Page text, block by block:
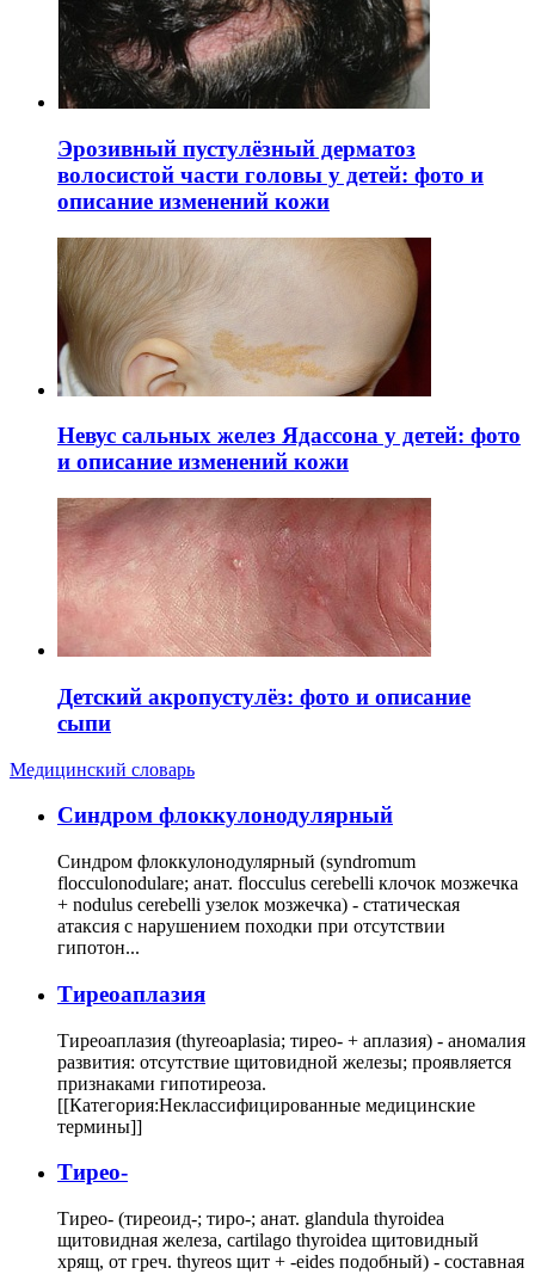
Эрозивный пустулёзный дерматоз
волосистой части головы у детей: фото и
описание изменений кожи
Невус сальных желез Ядассона у детей: фото
и описание изменений кожи
Детский акропустулёз: фото и описание
сыпи
Медицинский словарь
Cиндром флоккулонодулярный
Синдром флоккулонодулярный (syndromum
flocculonodulare; анат. flocculus cerebelli клочок мозжечка
+ nodulus cerebelli узелок мозжечка) - статическая
атаксия с нарушением походки при отсутствии
гипотон...
Тиреоаплазия
Тиреоаплазия (thyreoaplasia; тирео- + аплазия) - аномалия
развития: отсутствие щитовидной железы; проявляется
признаками гипотиреоза.
[[Категория:Неклассифицированные медицинские
термины]]
Тирео-
Тирео- (тиреоид-; тиро-; анат. glandula thyroidea
щитовидная железа, cartilago thyroidea щитовидный
хрящ, от греч. thyreos щит + -eides подобный) - составная